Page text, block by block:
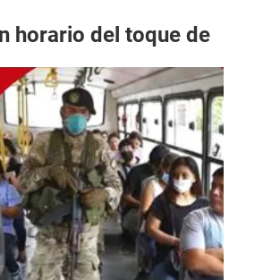
horario del toque de